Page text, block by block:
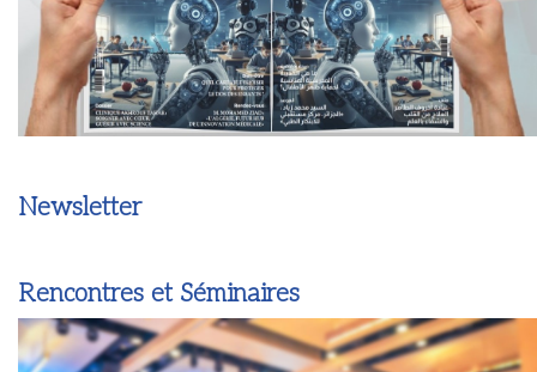
Newsletter
Rencontres et Séminaires